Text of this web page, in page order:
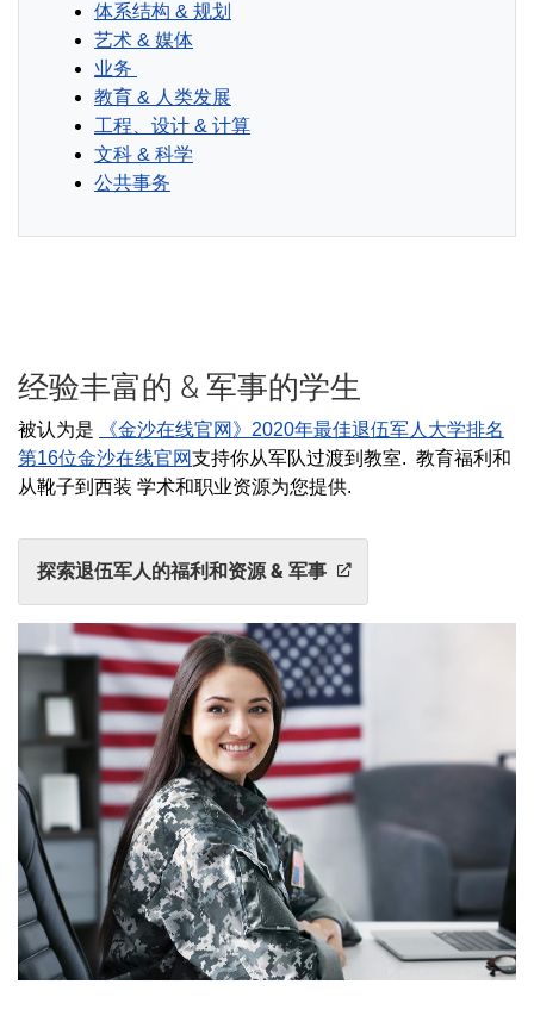
体系结构 & 规划
艺术 & 媒体
业务
教育 & 人类发展
工程、设计 & 计算
文科 & 科学
公共事务
经验丰富的 & 军事的学生
被认为是
《金沙在线官网》2020年最佳退伍军人大学排名
第16位金沙在线官网支持你从军队过渡到教室. 教育福利和
从靴子到西装 学术和职业资源为您提供.
探索退伍军人的福利和资源 & 军事